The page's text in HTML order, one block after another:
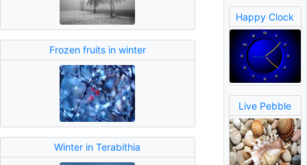
Frozen fruits in winter
Winter in Terabithia
Happy Clock
Live Pebble